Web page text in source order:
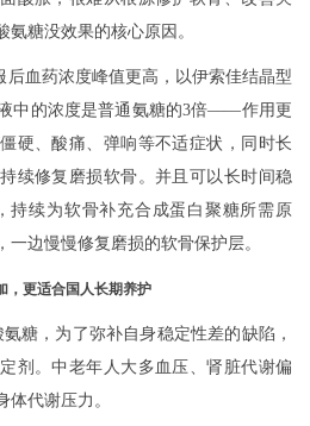
糖没效果的核心原因。
后血药浓度峰值更高，以伊索佳结晶型
中的浓度是普通氨糖的3倍——作用更
硬、酸痛、弹响等不适症状，同时长
续修复磨损软骨。并且可以长时间稳
持续为软骨补充合成蛋白聚糖所需原
边慢慢修复磨损的软骨保护层。
，更适合国人长期养护
糖，为了弥补自身稳定性差的缺陷，
剂。中老年人大多血压、肾脏代谢偏
代谢压力。